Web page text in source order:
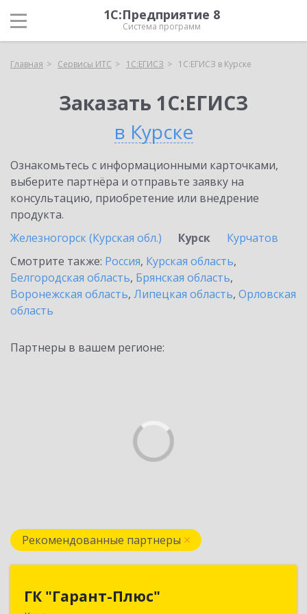
1С:Предприятие 8
Система программ
Главная Сервисы ИТС 1С:ЕГИСЗ 1С:ЕГИСЗ в Курске
Заказать 1С:ЕГИСЗ
в Курске
Ознакомьтесь с информационными карточками,
выберите партнёра и отправьте заявку на
консультацию, приобретение или внедрение
продукта.
Железногорск (Курская обл.)
Курск
Курчатов
Смотрите также: Россия, Курская область,
Белгородская область, Брянская область,
Воронежская область, Липецкая область, Орловская
область
Партнеры в вашем регионе:
Рекомендованные партнеры
ГК "Гарант-Плюс"